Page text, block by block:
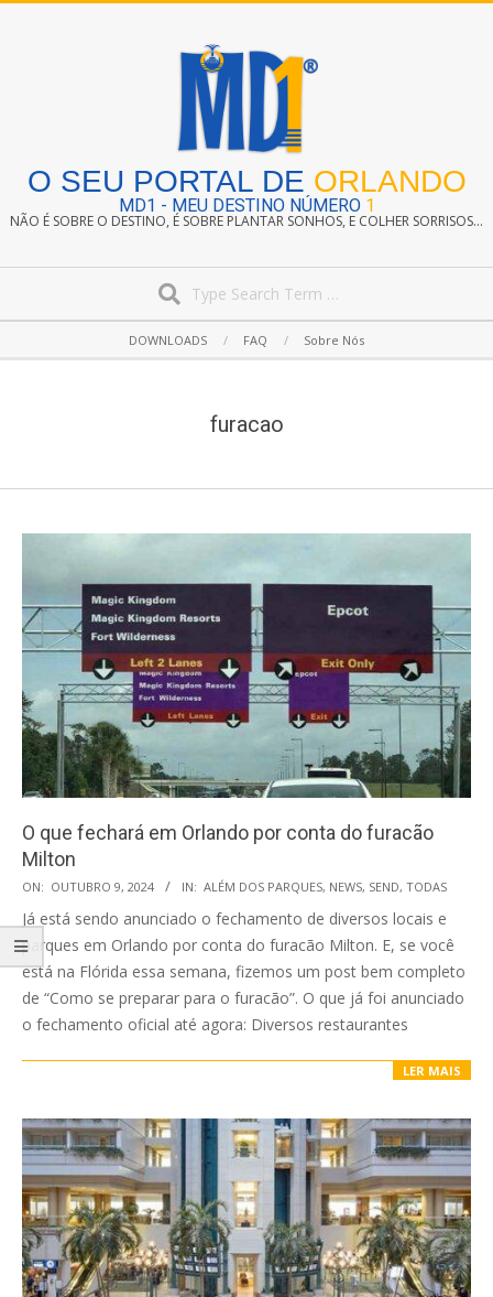
O SEU PORTAL DE ORLANDO
MD1 - MEU DESTINO NÚMERO 1
NÃO É SOBRE O DESTINO, É SOBRE PLANTAR SONHOS, E COLHER SORRISOS...
Navigation
DOWNLOADS FAQ Sobre Nós
furacao
O que fechará em Orlando por conta do furacão
Milton
2024-
10-
09
ON: OUTUBRO 9, 2024 IN: ALÉM DOS PARQUES, NEWS, SEND, TODAS
Já está sendo anunciado o fechamento de diversos locais e
parques em Orlando por conta do furacão Milton. E, se você
está na Flórida essa semana, fizemos um post bem completo
de “Como se preparar para o furacão”. O que já foi anunciado
o fechamento oficial até agora: Diversos restaurantes
LER MAIS